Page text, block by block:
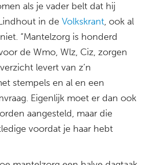
als je vader belt dat hij
in de Volkskrant, ook al
“Mantelzorg is honderd
de Wmo, Wlz, Ciz, zorgen
levert van z’n
stempels en al en een
Eigenlijk moet er dan ook
aangesteld, maar die
voordat je haar hebt